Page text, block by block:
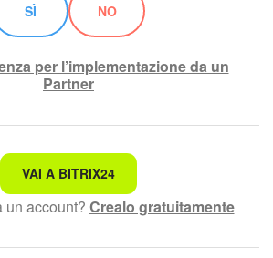
SÌ NO
per l’implementazione da un
Partner
sto cercando.
e incomprensibile
obsolete.
VAI A BITRIX24
un account? Crealo gratuitamente